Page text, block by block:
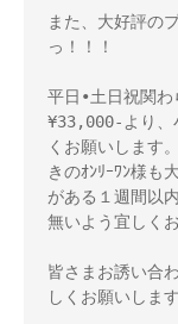
また、大好評の
っ！！！
平日•土日祝関
¥33,000-より、
くお願いします
きのｵﾝﾘｰﾜﾝ様も
がある１週間以
無いよう宜しく
皆さまお誘い合
しくお願いします